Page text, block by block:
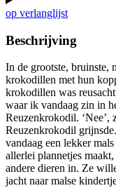
op verlanglijst
Beschrijving
In de grootste, bruinste,
krokodillen met hun
krokodillen was
waar ik vandaag zin in
Reuzenkrokodil. ‘Nee’,
Reuzenkrokodil
vandaag een lekker
allerlei plannetjes
andere dieren in. Ze
jacht naar malse